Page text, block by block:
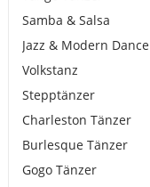
Samba & Salsa
Jazz & Modern Dance
Volkstanz
Stepptänzer
Charleston Tänzer
Burlesque Tänzer
Gogo Tänzer